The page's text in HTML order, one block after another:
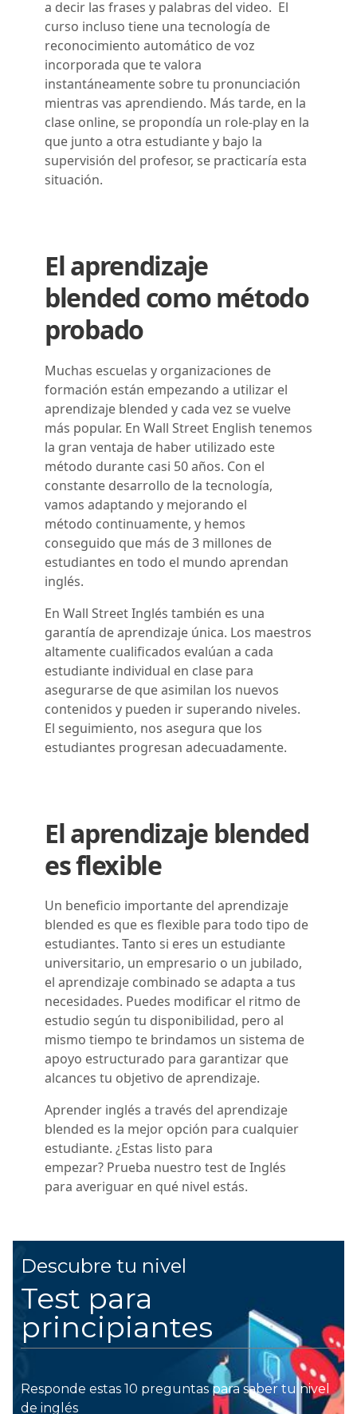
a decir las frases y palabras del video. El
curso incluso tiene una tecnología de
reconocimiento automático de voz
incorporada que te valora
instantáneamente sobre tu pronunciación
mientras vas aprendiendo. Más tarde, en la
clase online, se propondía un role-play en la
que junto a otra estudiante y bajo la
supervisión del profesor, se practicaría esta
situación.
El aprendizaje
blended como método
probado
Muchas escuelas y organizaciones de
formación están empezando a utilizar el
aprendizaje blended y cada vez se vuelve
más popular. En Wall Street English tenemos
la gran ventaja de haber utilizado este
método durante casi 50 años. Con el
constante desarrollo de la tecnología,
vamos adaptando y mejorando el
método continuamente, y hemos
conseguido que más de 3 millones de
estudiantes en todo el mundo aprendan
inglés.
En Wall Street Inglés también es una
garantía de aprendizaje única. Los maestros
altamente cualificados evalúan a cada
estudiante individual en clase para
asegurarse de que asimilan los nuevos
contenidos y pueden ir superando niveles.
El seguimiento, nos asegura que los
estudiantes progresan adecuadamente.
El aprendizaje blended
es flexible
Un beneficio importante del aprendizaje
blended es que es flexible para todo tipo de
estudiantes. Tanto si eres un estudiante
universitario, un empresario o un jubilado,
el aprendizaje combinado se adapta a tus
necesidades. Puedes modificar el ritmo de
estudio según tu disponibilidad, pero al
mismo tiempo te brindamos un sistema de
apoyo estructurado para garantizar que
alcances tu objetivo de aprendizaje.
Aprender inglés a través del aprendizaje
blended es la mejor opción para cualquier
estudiante. ¿Estas listo para
empezar? Prueba nuestro test de Inglés
para averiguar en qué nivel estás.